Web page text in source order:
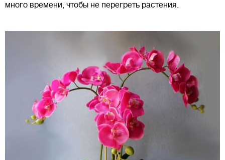
много времени, чтобы не перегреть растения.